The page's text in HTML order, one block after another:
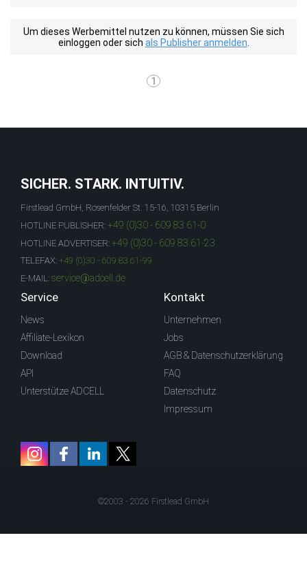
Um dieses Werbemittel nutzen zu können, müssen Sie sich
einloggen oder sich als Publisher anmelden
1
SICHER. STARK. INTUITIV.
Firstlead GmbH, Rosenfelder St. 15-16, 10315 Berlin
HOTLINE PUBLISHER: +49 (0)30 - 609 83 61-0
HOTLINE ADVERTISER: +49 (0)30 - 609 83 61-23
TELEFAX: +49 (0)30 - 609 83 61-99
E-MAIL: service@adcell.de
Service
News
Affiliate-Lexikon
Download
API
Unterstütze ADCELL
Kontakt
Unternehmen
Jobs
AGB & Datenschutzerklärung
FAQ
Datenschutz
Impressum
©2003 - 2026 Firstlead GmbH